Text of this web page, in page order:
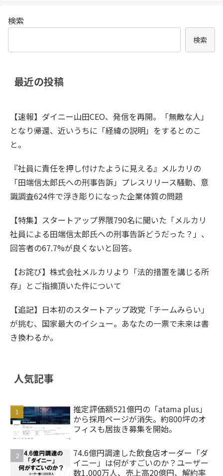
検索
検索
最近の投稿
【速報】ダイニー山田CEO、発信を再開。「無敵な人」
となり帰還、近いうちに「経緯の説明」をするとのこ
と。
『社員に責任を押し付けたように見える』メルカリの
「田端信太郎氏への刑事告訴」プレスリリース騒動、意
識調査624件で浮き彫りになった企業体質の問題
【特集】スタートアップ界隈790名に聞いた「メルカリ
社員による田端信太郎氏への刑事告訴どうだった？」、
回答者の67.7%が良くないと回答。
【お詫び】株式会社メルカリより「法的措置を講じる所
存」とご指摘頂いた件について
【追記】日本初のスタートアップ政党「チームみらい」
が挑む、国家最大のイシュー。あなたの一票で未来は書
き換わるか。
人気記事
推定評価額521億円の「atama plus」
から採用ページが消失。約800坪のオ
フィスも居抜き募集を開始。
74.6億円調達した飲食店オーダー「ダ
イニー」は何がすごいのか？ユーザー
数1,000万人、売上高20億円、解約率